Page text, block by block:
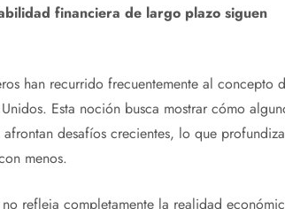
financiera de largo plazo siguen
han recurrido frecuentemente al concepto
Esta noción busca mostrar cómo
desafíos crecientes, lo que profundiza
menos.
refleja completamente la realidad